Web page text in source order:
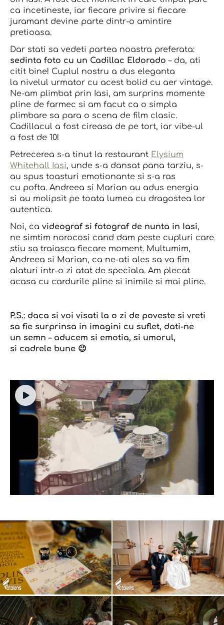
ca incetineste, iar fiecare privire si fiecare
juramant devine parte dintr-o amintire
pretioasa.
Dar stati sa vedeti partea noastra preferata:
sedinta foto cu un Cadillac Eldorado – da, ati
citit bine! Cuplul nostru a dus eleganta
la nivelul urmator cu acest bolid cu aer vintage.
Ne-am plimbat prin Iasi, am surprins momente
pline de farmec si am facut ca o simpla
plimbare sa para o scena de film clasic.
Cadillacul a fost cireasa de pe tort, iar vibe-ul
a fost de 10!
Petrecerea s-a tinut la restaurant Elysium
Whitehall Iasi, unde s-a dansat pana tarziu, s-
au spus toasturi emotionante si s-a ras
cu pofta. Andreea si Marian au adus energia
si au molipsit pe toata lumea cu dragostea lor
autentica.
Noi, ca videograf si fotograf de nunta in Iasi,
ne simtim norocosi cand dam peste cupluri care
stiu sa traiasca fiecare moment. Multumim,
Andreea si Marian, ca ne-ati ales sa va fim
alaturi intr-o zi atat de speciala. Am plecat
acasa cu cardurile pline si inimile si mai pline.
P.S.: daca si voi visati la o zi de poveste si vreti
sa fie surprinsa in imagini cu suflet, dati-ne
un semn – aducem si emotia, si umorul,
si cadrele bune 😉